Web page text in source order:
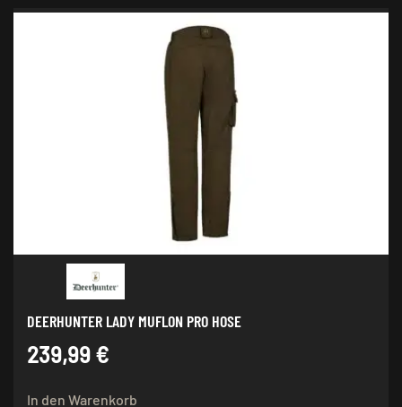
DEERHUNTER LADY MUFLON PRO HOSE
239,99 €
In den Warenkorb